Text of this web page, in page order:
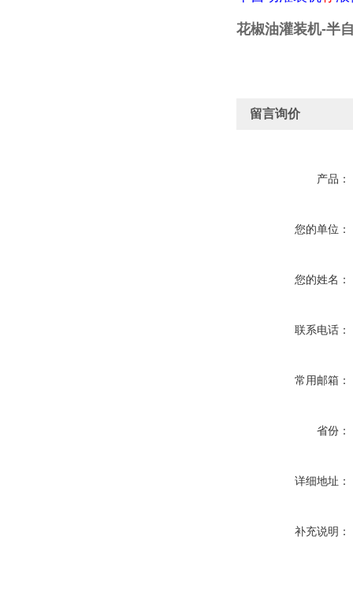
花椒油灌装机-半
留言询价
产品：
您的单位：
您的姓名：
联系电话：
常用邮箱：
省份：
详细地址：
补充说明：